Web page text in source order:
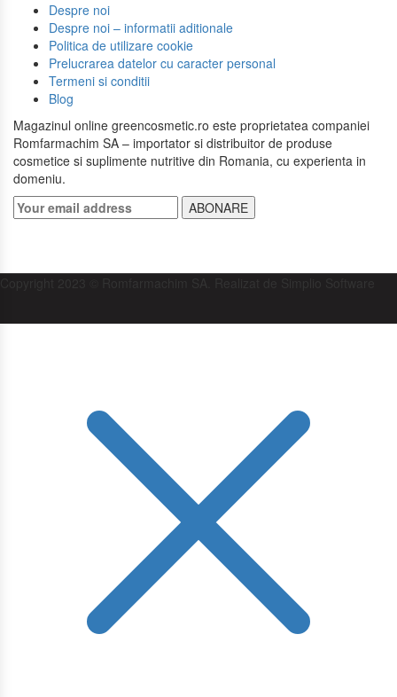
Despre noi
Despre noi – informatii aditionale
Politica de utilizare cookie
Prelucrarea datelor cu caracter personal
Termeni si conditii
Blog
Magazinul online greencosmetic.ro este proprietatea companiei
Romfarmachim SA – importator si distribuitor de produse
cosmetice si suplimente nutritive din Romania, cu experienta in
domeniu.
ABONARE